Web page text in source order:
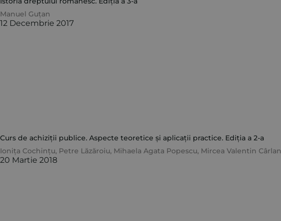
Manuel Guțan
12 Decembrie 2017
Curs de achiziții publice. Aspecte teoretice și aplicații practice. Ediția a 2-a
Ionița Cochințu, Petre Lăzăroiu, Mihaela Agata Popescu, Mircea Valentin Cârlan
20 Martie 2018